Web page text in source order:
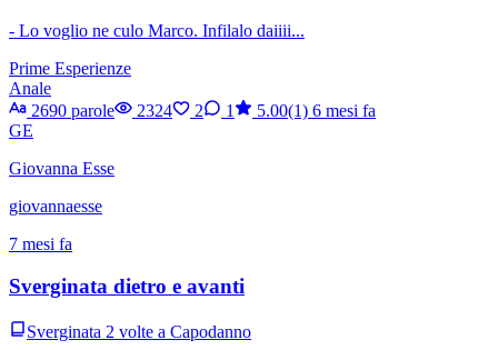
- Lo voglio ne culo Marco. Infilalo daiiii...
Prime Esperienze
Anale
2690 parole
2324 2 1 5.00(1) 6 mesi fa
GE
Giovanna Esse
giovannaesse
7 mesi fa
Sverginata dietro e avanti
Sverginata 2 volte a Capodanno